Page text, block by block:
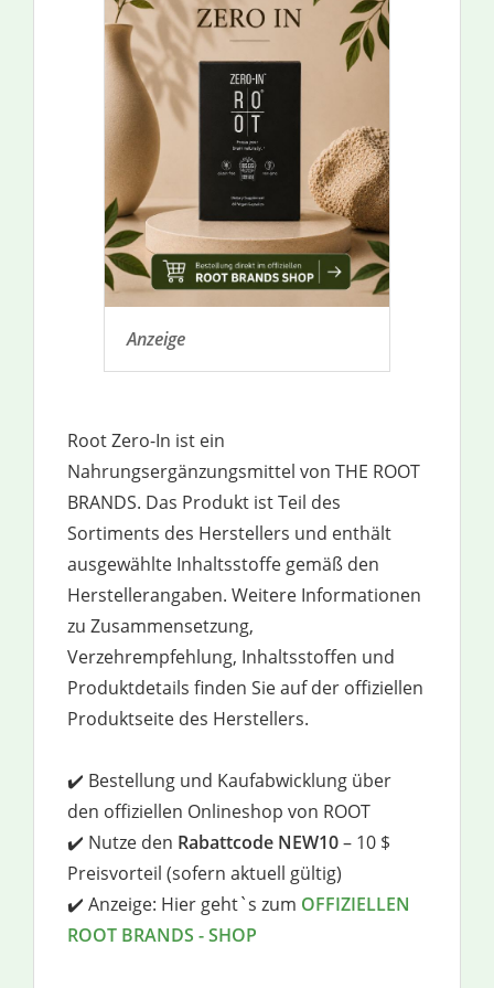
Anzeige
Root Zero-In ist ein
Nahrungsergänzungsmittel von THE ROOT
BRANDS. Das Produkt ist Teil des
Sortiments des Herstellers und enthält
ausgewählte Inhaltsstoffe gemäß den
Herstellerangaben. Weitere Informationen
zu Zusammensetzung,
Verzehrempfehlung, Inhaltsstoffen und
Produktdetails finden Sie auf der offiziellen
Produktseite des Herstellers.
✔️ Bestellung und Kaufabwicklung über
den offiziellen Onlineshop von ROOT
✔️ Nutze den Rabattcode NEW10– 10 $
Preisvorteil (sofern aktuell gültig)
✔️ Anzeige: Hier geht`s zum OFFIZIELLEN
ROOT BRANDS - SHOP